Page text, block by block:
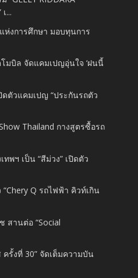
...
ห่งการศึกษา มอบทุนการ
มบิล จัดแคมเปญอุ่นใจ ‘ฝนนี้
ตัวแคมเปญ “ประกันรถตัว
Thailand กางสูตรซื้อรถ
ทพฯ เป็น “สีม่วง” เปิดตัว
Q รถไฟฟ้า คิวท์เกิน
สานต่อ “Social
รั้งที่ 30” จัดเต็มความบัน